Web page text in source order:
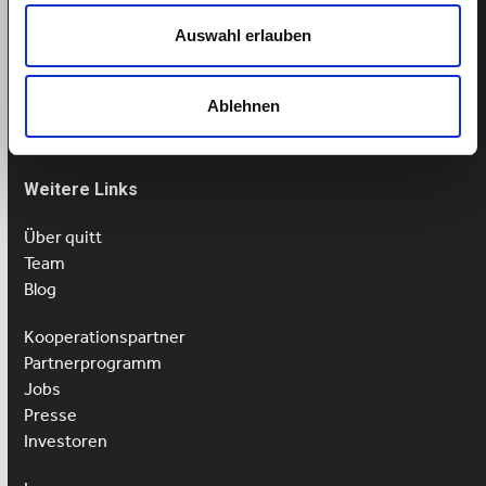
Auswahl erlauben
Ablehnen
Mo-Fr: 9-13 Uhr
Weitere Links
Über quitt
Team
Blog
Kooperationspartner
Partnerprogramm
Jobs
Presse
Investoren